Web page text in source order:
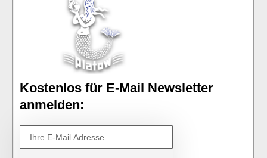
Kostenlos für E-Mail Newsletter
anmelden: